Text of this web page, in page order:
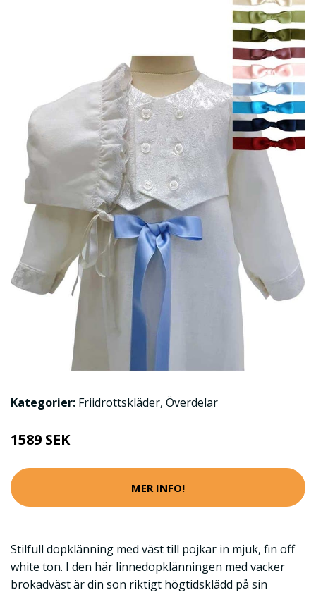
Kategorier: Friidrottskläder, Överdelar
1589 SEK
MER INFO!
Stilfull dopklänning med väst till pojkar in mjuk, fin off
white ton. I den här linnedopklänningen med vacker
brokadväst är din son riktigt högtidsklädd på sin